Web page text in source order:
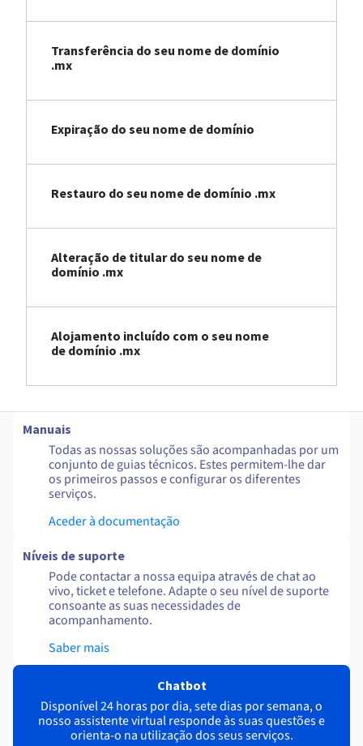
Transferência do seu nome de domínio
.mx
Expiração do seu nome de domínio
Restauro do seu nome de domínio .mx
Alteração de titular do seu nome de
domínio .mx
Alojamento incluído com o seu nome
de domínio .mx
Manuais
Todas as nossas soluções são acompanhadas por um
conjunto de guias técnicos. Estes permitem-lhe dar
os primeiros passos e configurar os diferentes
serviços.
Aceder à documentação
Níveis de suporte
Pode contactar a nossa equipa através de chat ao
vivo, ticket e telefone. Adapte o seu nível de suporte
consoante as suas necessidades de
acompanhamento.
Saber mais
Chatbot
Disponível 24 horas por dia, sete dias por semana, o
nosso assistente virtual responde às suas questões e
orienta-o na utilização dos seus serviços.